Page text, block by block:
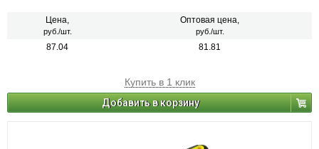
Цена,
руб./шт.
Оптовая цена,
руб./шт.
87.04 81.81
Купить в 1 клик
Добавить в корзину